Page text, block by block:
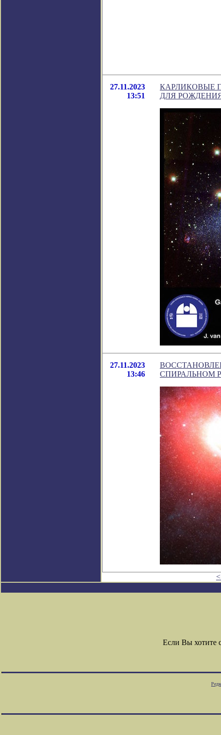
27.11.2023
13:51
КАРЛИКОВЫЕ
ДЛЯ
27.11.2023
13:46
СПИРАЛЬНОМ
Если Вы хотите